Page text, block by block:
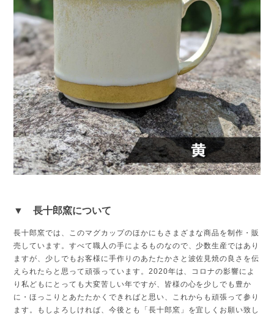
▼ 長十郎窯について
長十郎窯では、このマグカップのほかにもさまざまな商品を制作・販
売しています。すべて職人の手によるものなので、少数生産ではあり
ますが、少しでもお客様に手作りのあたたかさと波佐見焼の良さを伝
えられたらと思って頑張っています。2020年は、コロナの影響によ
り私どもにとっても大変苦しい年ですが、皆様の心を少しでも豊か
に・ほっこりとあたたかくできればと思い、これからも頑張って参り
ます。もしよろしければ、今後とも「長十郎窯」を宜しくお願い致し